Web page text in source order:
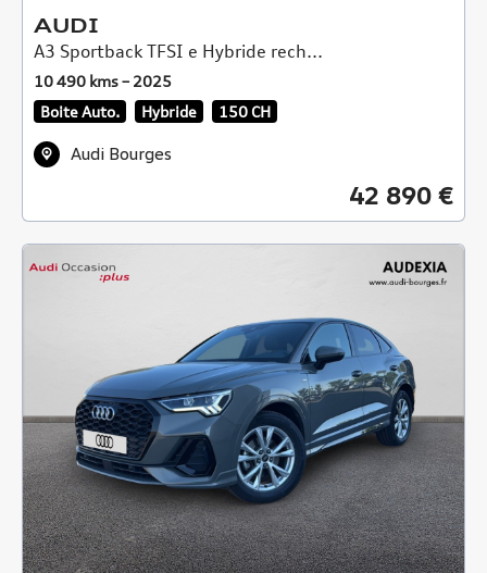
AUDI
A3 Sportback TFSI e Hybride rech...
10 490 kms – 2025
Boite Auto.
Hybride 150 CH
Audi Bourges
42 890 €